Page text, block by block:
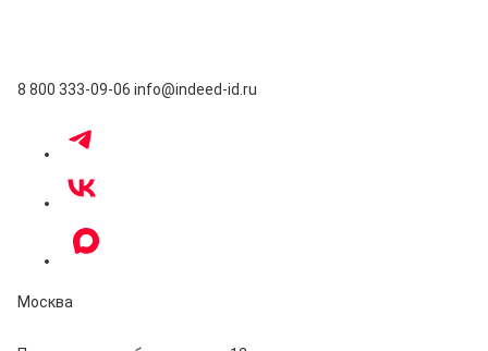
8 800 333-09-06 info@indeed-id.ru
Москва